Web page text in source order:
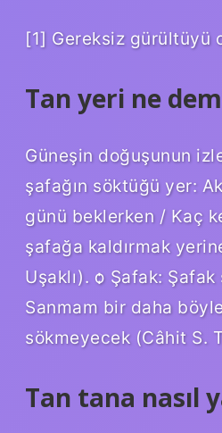
[1] Gereksiz gürültüyü
Tan yeri ne
Güneşin doğuşunun
şafağın söktüğü yer:
günü beklerken / Kaç
şafağa kaldırmak
Uşaklı). ѻ Şafak:
Sanmam bir daha
sökmeyecek (Câhit S.
Tan tana nasıl